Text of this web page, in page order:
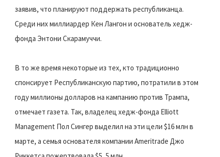
заявив, что планируют поддержать республиканца.
Среди них миллиардер Кен Лангон и основатель хедж-
фонда Энтони Скарамуччи.
В то же время некоторые из тех, кто традиционно
спонсирует Республиканскую партию, потратили в этом
году миллионы долларов на кампанию против Трампа,
отмечает газета. Так, владелец хедж-фонда Elliott
Management Пол Сингер выделил на эти цели $16 млн в
марте, а семья основателя компании Ameritrade Джо